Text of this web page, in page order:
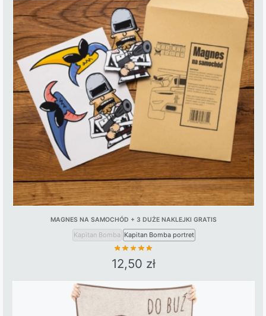
MAGNES NA SAMOCHÓD + 3 DUŻE NAKLEJKI GRATIS
Kapitan Bomba Kapitan Bomba portret
12,50 zł
This
product